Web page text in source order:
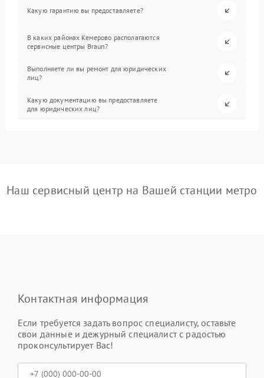
Какую гарантию вы предоставляете?
В каких районах Кемерово располагаются
сервисные центры Braun?
Выполняете ли вы ремонт для юридических
лиц?
Какую документацию вы предоставляете
для юридических лиц?
Наш сервисный центр на Вашей станции метро
Контактная информация
Если требуется задать вопрос специалисту, оставьте
свои данные и дежурный специалист с радостью
проконсультирует Вас!